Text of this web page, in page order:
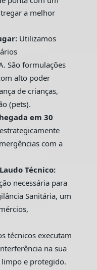
a melhor
Utilizamos
São formulações
alto poder
de crianças,
(pets).
em 30
com a
Técnico:
necessária para
Sanitária, um
técnicos executam
na sua
e protegido.